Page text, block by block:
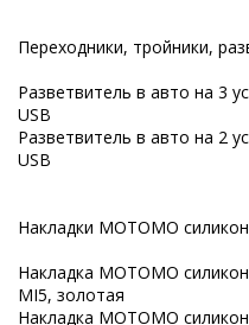
Переходники, тройники,
Разветвитель в авто на 3
USB
Разветвитель в авто на 2
USB
Накладки MOTOMO
Накладка MOTOMO
MI5, золотая
Накладка MOTOMO